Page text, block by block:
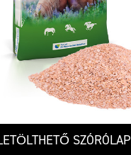
SZÓRÓLAP